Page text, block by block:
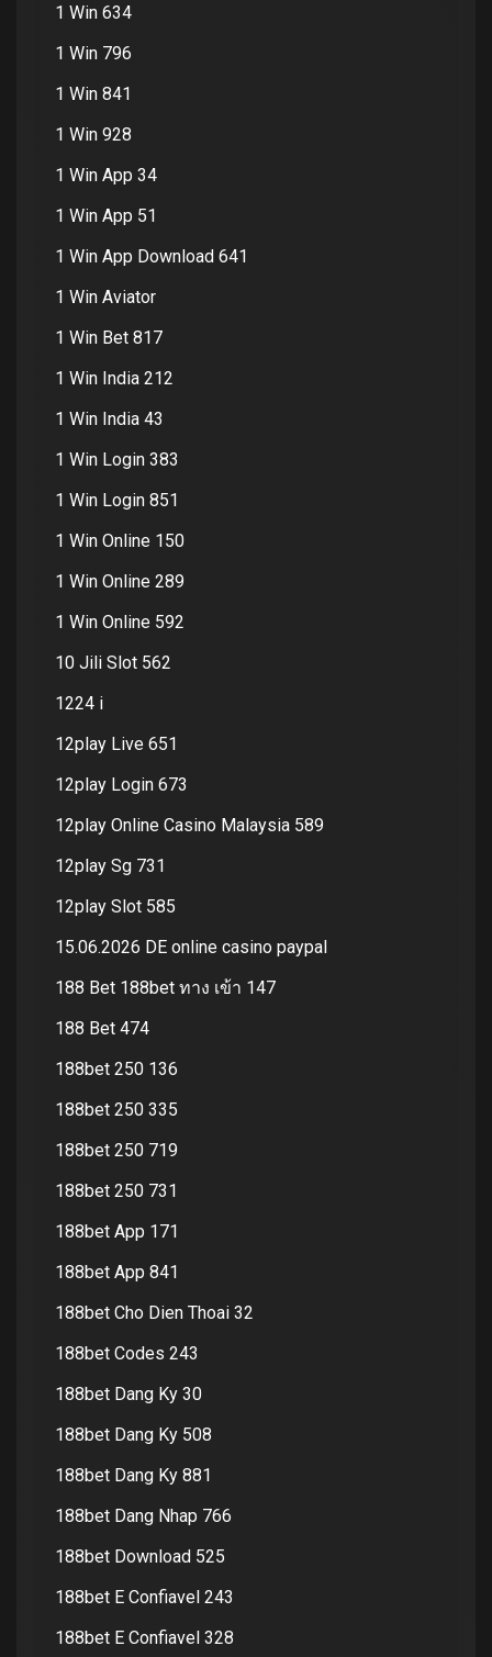
1 Win 634
1 Win 796
1 Win 841
1 Win 928
1 Win App 34
1 Win App 51
1 Win App Download 641
1 Win Aviator
1 Win Bet 817
1 Win India 212
1 Win India 43
1 Win Login 383
1 Win Login 851
1 Win Online 150
1 Win Online 289
1 Win Online 592
10 Jili Slot 562
1224 i
12play Live 651
12play Login 673
12play Online Casino Malaysia 589
12play Sg 731
12play Slot 585
15.06.2026 DE online casino paypal
188 Bet 188bet ทาง เข้า 147
188 Bet 474
188bet 250 136
188bet 250 335
188bet 250 719
188bet 250 731
188bet App 171
188bet App 841
188bet Cho Dien Thoai 32
188bet Codes 243
188bet Dang Ky 30
188bet Dang Ky 508
188bet Dang Ky 881
188bet Dang Nhap 766
188bet Download 525
188bet E Confiavel 243
188bet E Confiavel 328